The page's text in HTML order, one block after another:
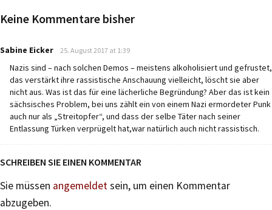
Keine Kommentare bisher
Sabine Eicker says:
25. August 2017 at 1:39
Nazis sind – nach solchen Demos – meistens alkoholisiert und gefrustet,
das verstärkt ihre rassistische Anschauung vielleicht, löscht sie aber
nicht aus. Was ist das für eine lächerliche Begründung? Aber das ist kein
sächsisches Problem, bei uns zählt ein von einem Nazi ermordeter Punk
auch nur als „Streitopfer“, und dass der selbe Täter nach seiner
Entlassung Türken verprügelt hat,war natürlich auch nicht rassistisch.
SCHREIBEN SIE EINEN KOMMENTAR
Sie müssen angemeldetsein, um einen Kommentar
abzugeben.